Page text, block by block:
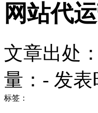
网站代
文章出处
量： - 发表
标签：